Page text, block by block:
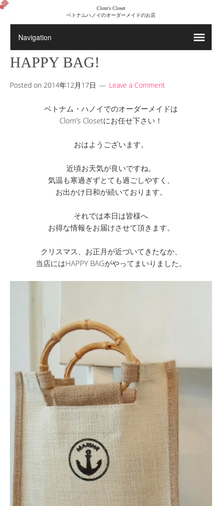
Clom's Closet
ベトナムハノイのオーダーメイドのお店
HAPPY BAG!
Posted on 2014年12月17日 Leave a Comment
ベトナム・ハノイでのオーダーメイドは
Clom’s Closetにお任せ下さい！
おはようございます。
近頃お天気が良いですね。
気温も寒過ぎずとても過ごしやすく、
お出かけ日和が続いております。
それでは本日は皆様へ
お得な情報をお届けさせて頂きます。
クリスマス、お正月が近づいてきたなか、
当店にはHAPPY BAGがやってまいりました。